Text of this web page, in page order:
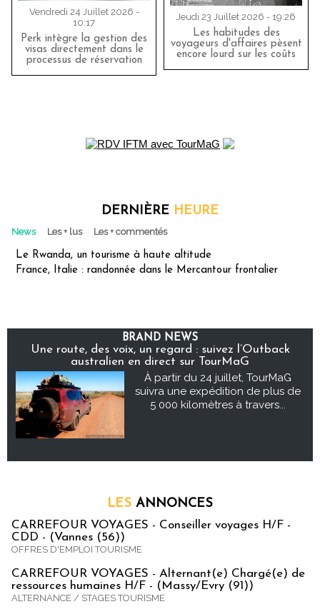
Vendredi 24 Juillet 2026 -
10:17
Perk intègre la gestion des
visas directement dans le
processus de réservation
Jeudi 23 Juillet 2026 - 19:26
Les habitudes des
voyageurs d'affaires pèsent
encore lourd sur les coûts
DERNIÈRE HEURE
News Les + lus Les + commentés
Le Rwanda, un tourisme à haute altitude
France, Italie : randonnée dans le Mercantour frontalier
BRAND NEWS
Une route, des voix, un regard : suivez l’Outback
australien en direct sur TourMaG
À partir du 24 juillet, TourMaG
suivra une expédition de plus de
5 000 kilomètres à travers...
LES ANNONCES
CARREFOUR VOYAGES - Conseiller voyages H/F -
CDD - (Vannes (56))
OFFRES D'EMPLOI TOURISME
CARREFOUR VOYAGES - Alternant(e) Chargé(e) de
ressources humaines H/F - (Massy/Evry (91))
ALTERNANCE / STAGES TOURISME